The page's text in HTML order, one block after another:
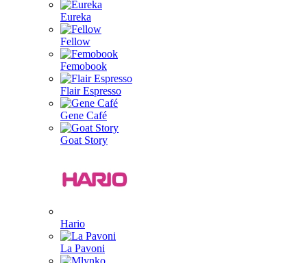
Eureka
Fellow
Femobook
Flair Espresso
Gene Café
Goat Story
Hario
La Pavoni